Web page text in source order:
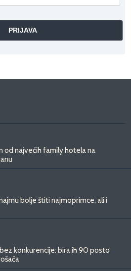
od najvećih family hotela na
bolje štiti najmoprimce, ali i
konkurencije: bira ih 90 posto